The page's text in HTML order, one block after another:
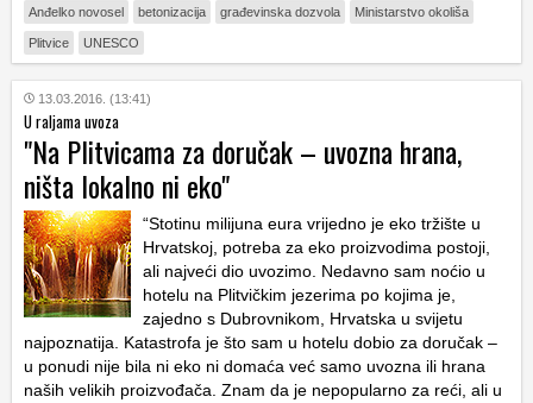
Anđelko novosel betonizacija građevinska dozvola Ministarstvo okoliša
Plitvice UNESCO
13.03.2016. (13:41)
U raljama uvoza
"Na Plitvicama za doručak – uvozna hrana,
ništa lokalno ni eko"
“Stotinu milijuna eura vrijedno je eko tržište u
Hrvatskoj, potreba za eko proizvodima postoji,
ali najveći dio uvozimo. Nedavno sam noćio u
hotelu na Plitvičkim jezerima po kojima je,
zajedno s Dubrovnikom, Hrvatska u svijetu
najpoznatija. Katastrofa je što sam u hotelu dobio za doručak –
u ponudi nije bila ni eko ni domaća već samo uvozna ili hrana
naših velikih proizvođača. Znam da je nepopularno za reći, ali u